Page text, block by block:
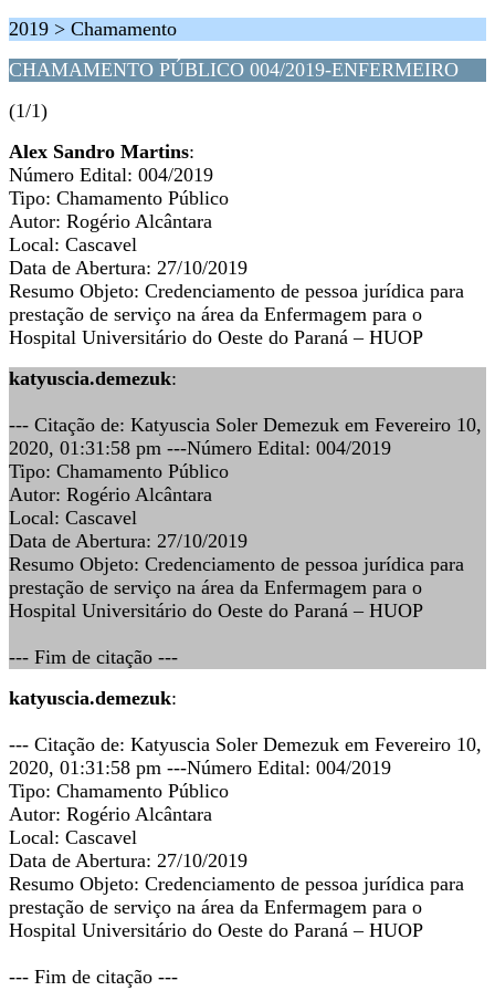
2019 > Chamamento
CHAMAMENTO PÚBLICO 004/2019-ENFERMEIRO
(1/1)
Alex Sandro Martins:
Número Edital: 004/2019
Tipo: Chamamento Público
Autor: Rogério Alcântara
Local: Cascavel
Data de Abertura: 27/10/2019
Resumo Objeto: Credenciamento de pessoa jurídica para
prestação de serviço na área da Enfermagem para o
Hospital Universitário do Oeste do Paraná – HUOP
katyuscia.demezuk:
--- Citação de: Katyuscia Soler Demezuk em Fevereiro 10,
2020, 01:31:58 pm ---Número Edital: 004/2019
Tipo: Chamamento Público
Autor: Rogério Alcântara
Local: Cascavel
Data de Abertura: 27/10/2019
Resumo Objeto: Credenciamento de pessoa jurídica para
prestação de serviço na área da Enfermagem para o
Hospital Universitário do Oeste do Paraná – HUOP
--- Fim de citação ---
katyuscia.demezuk:
--- Citação de: Katyuscia Soler Demezuk em Fevereiro 10,
2020, 01:31:58 pm ---Número Edital: 004/2019
Tipo: Chamamento Público
Autor: Rogério Alcântara
Local: Cascavel
Data de Abertura: 27/10/2019
Resumo Objeto: Credenciamento de pessoa jurídica para
prestação de serviço na área da Enfermagem para o
Hospital Universitário do Oeste do Paraná – HUOP
--- Fim de citação ---